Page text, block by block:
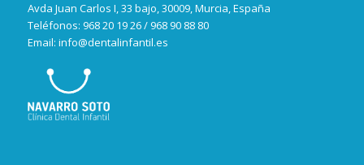
Avda Juan Carlos I, 33 bajo, 30009, Murcia, España
Teléfonos: 968 20 19 26 / 968 90 88 80
Email: info@dentalinfantil.es